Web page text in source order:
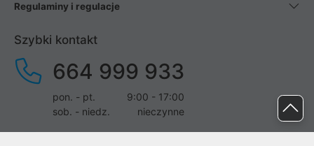
Regulaminy i regulacje
Szybki kontakt
664 999 933
pon. - pt.
9:00 - 17:00
sob. - niedz.
nieczynne